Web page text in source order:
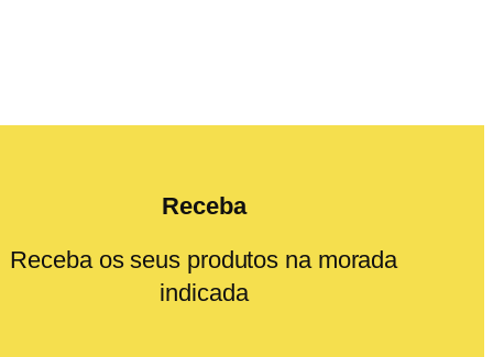
Receba
Receba os seus produtos na morada
indicada